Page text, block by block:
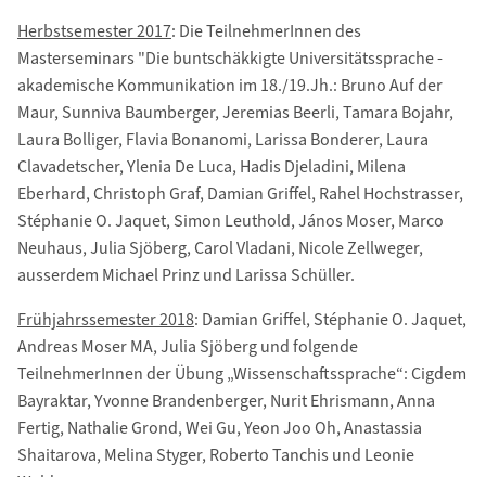
Herbstsemester 2017: Die TeilnehmerInnen des
Masterseminars "Die buntschäkkigte Universitätssprache -
akademische Kommunikation im 18./19.Jh.: Bruno Auf der
Maur, Sunniva Baumberger, Jeremias Beerli, Tamara Bojahr,
Laura Bolliger, Flavia Bonanomi, Larissa Bonderer, Laura
Clavadetscher, Ylenia De Luca, Hadis Djeladini, Milena
Eberhard, Christoph Graf, Damian Griffel, Rahel Hochstrasser,
Stéphanie O. Jaquet, Simon Leuthold, János Moser, Marco
Neuhaus, Julia Sjöberg, Carol Vladani, Nicole Zellweger,
ausserdem Michael Prinz und Larissa Schüller.
Frühjahrssemester 2018: Damian Griffel, Stéphanie O. Jaquet,
Andreas Moser MA, Julia Sjöberg und folgende
TeilnehmerInnen der Übung „Wissenschaftssprache“: Cigdem
Bayraktar, Yvonne Brandenberger, Nurit Ehrismann, Anna
Fertig, Nathalie Grond, Wei Gu, Yeon Joo Oh, Anastassia
Shaitarova, Melina Styger, Roberto Tanchis und Leonie